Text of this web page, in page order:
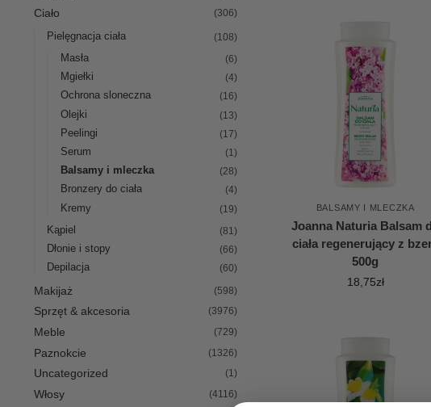
BALSAMY I MLECZKA
Joanna Naturia Balsam
ciała regenerujący z
500g
18,75zł
Ciało (306)
Pielęgnacja ciała (108)
Masła (6)
Mgiełki (4)
Ochrona sloneczna (16)
Olejki (13)
Peelingi (17)
Serum (1)
Balsamy i mleczka (28)
Bronzery do ciała (4)
Kremy (19)
Kąpiel (81)
Dłonie i stopy (66)
Depilacja (60)
Makijaż (598)
Sprzęt & akcesoria (3976)
Meble (729)
Paznokcie (1326)
Uncategorized (1)
Włosy (4116)